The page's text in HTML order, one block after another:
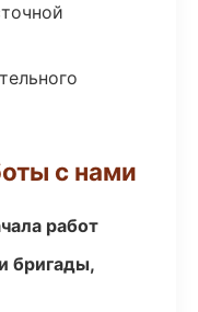
с нами
работ
бригады,